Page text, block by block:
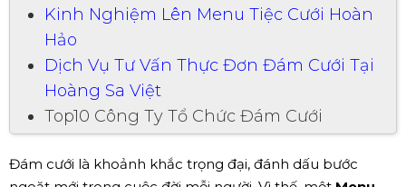
Kinh Nghiệm Lên Menu Tiệc Cưới Hoàn
Hảo
Dịch Vụ Tư Vấn Thực Đơn Đám Cưới Tại
Hoàng Sa Việt
Top10 Công Ty Tổ Chức Đám Cưới
Đám cưới là khoảnh khắc trọng đại, đánh dấu bước